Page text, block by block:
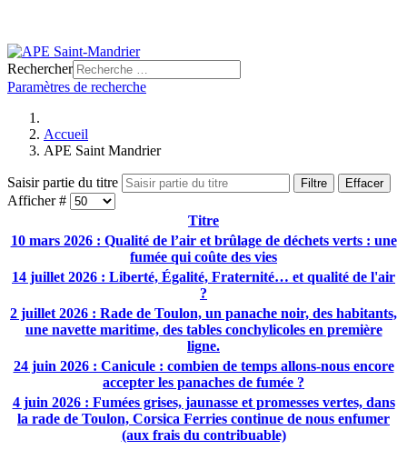
Rechercher
Paramètres de recherche
Accueil
APE Saint Mandrier
Saisir partie du titre Filtre Effacer
Afficher #
Titre
10 mars 2026 : Qualité de l’air et brûlage de déchets verts : une
fumée qui coûte des vies
14 juillet 2026 : Liberté, Égalité, Fraternité… et qualité de l'air
?
2 juillet 2026 : Rade de Toulon, un panache noir, des habitants,
une navette maritime, des tables conchylicoles en première
ligne.
24 juin 2026 : Canicule : combien de temps allons-nous encore
accepter les panaches de fumée ?
4 juin 2026 : Fumées grises, jaunasse et promesses vertes, dans
la rade de Toulon, Corsica Ferries continue de nous enfumer
(aux frais du contribuable)